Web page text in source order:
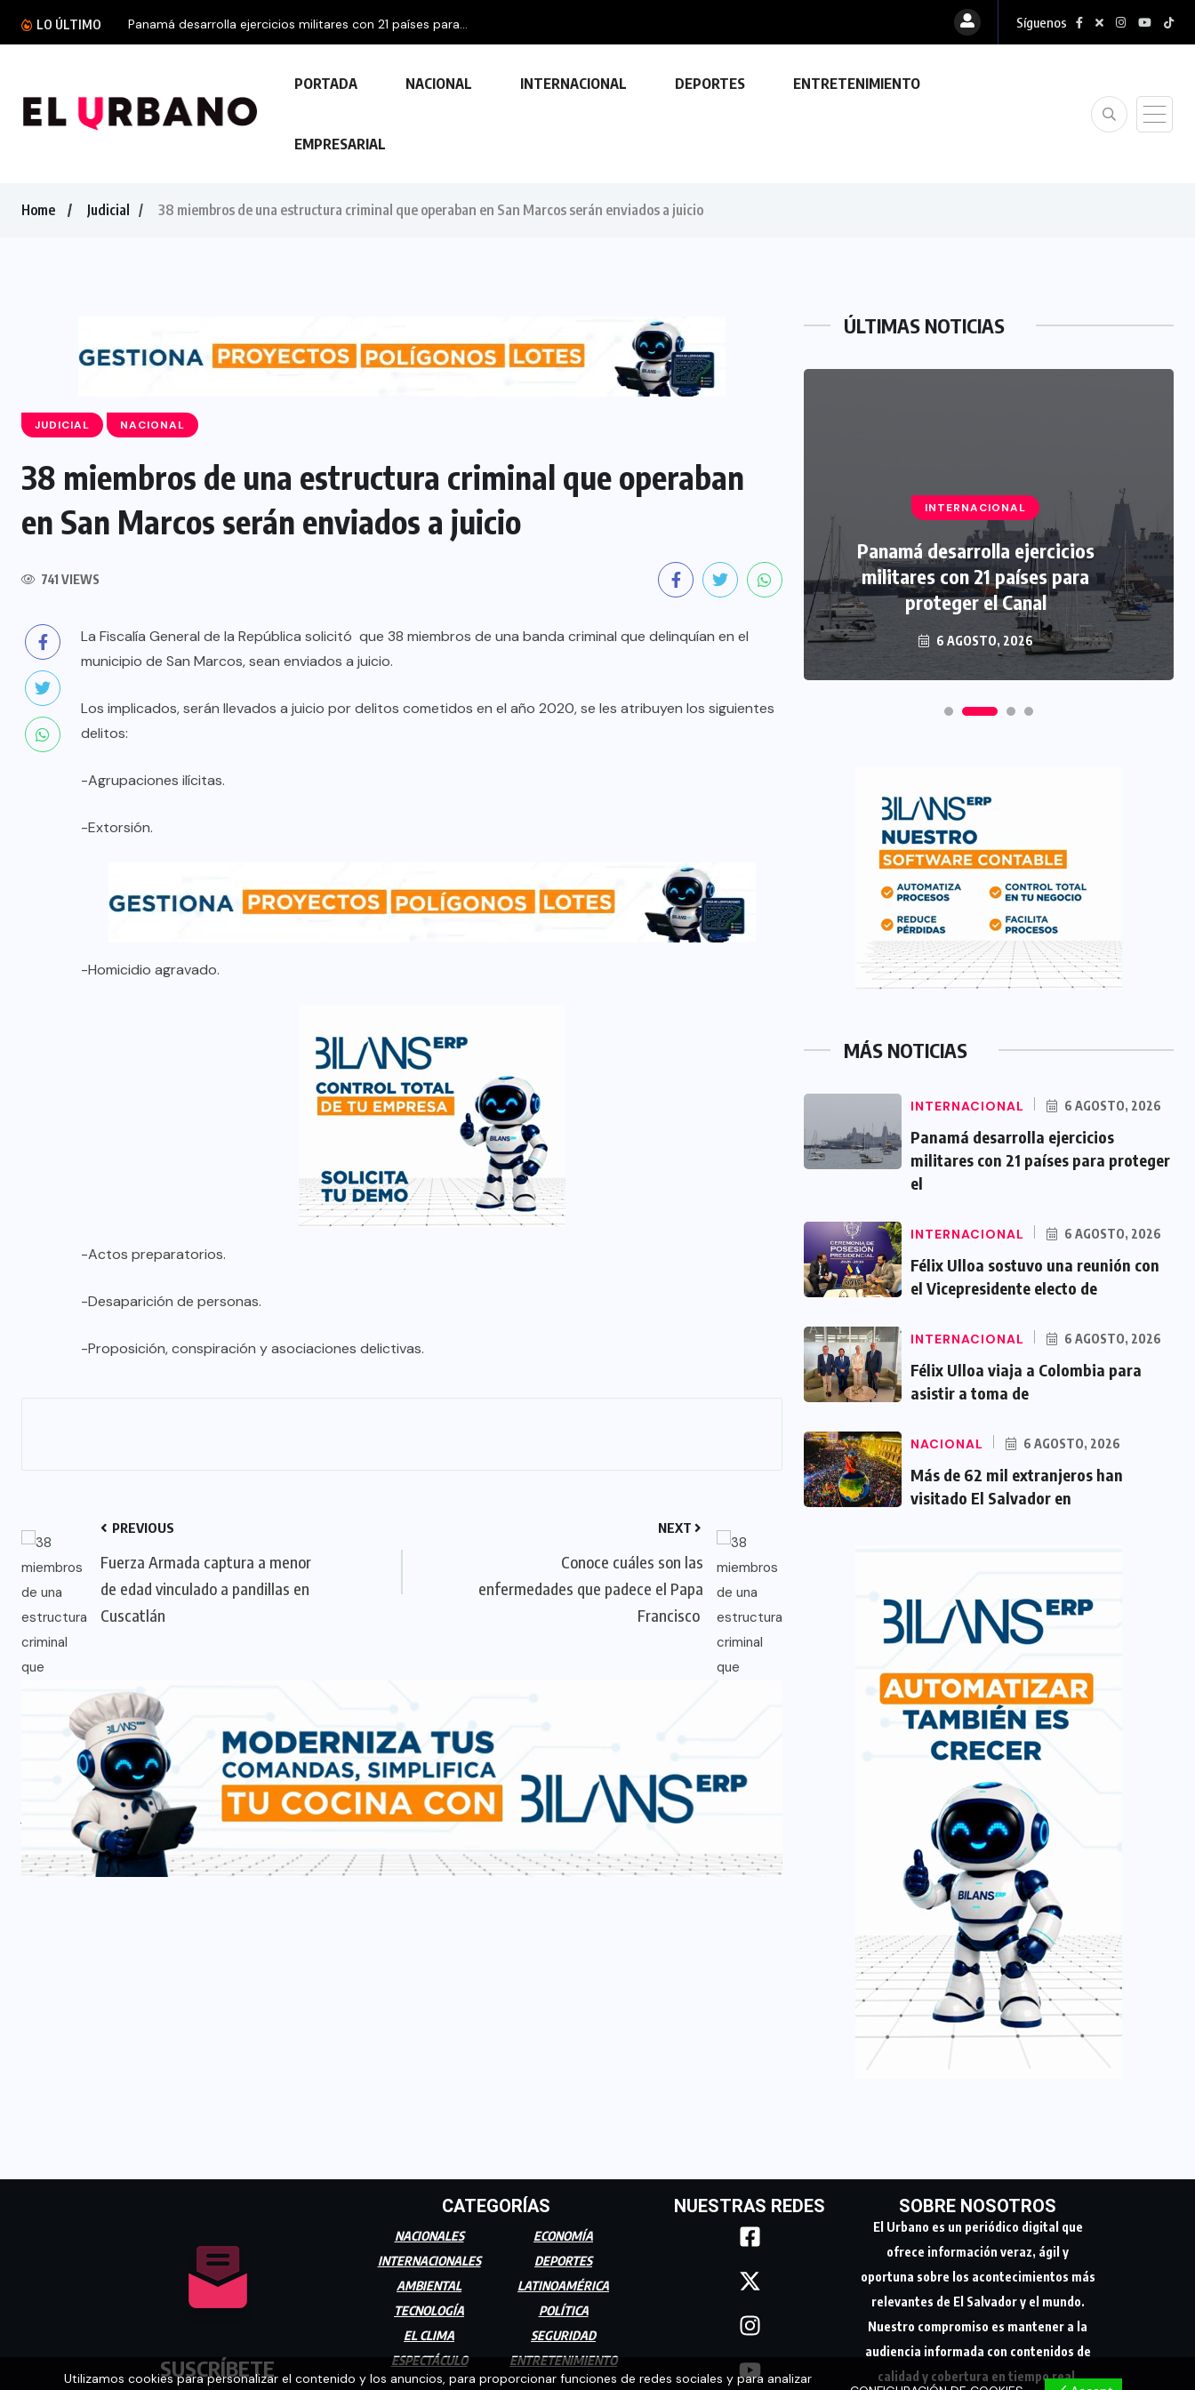
LO ÚLTIMO Panamá desarrolla ejercicios militares con 21 países para... Síguenos
PORTADA NACIONAL INTERNACIONAL DEPORTES ENTRETENIMIENTO
EMPRESARIAL
Home Judicial 38 miembros de una estructura criminal que operaban en San Marcos serán enviados a juicio
JUDICIAL NACIONAL
38 miembros de una estructura criminal que operaban
en San Marcos serán enviados a juicio
741 VIEWS
La Fiscalía General de la República solicitó que 38 miembros de una banda criminal que delinquían en el
municipio de San Marcos, sean enviados a juicio.
Los implicados, serán llevados a juicio por delitos cometidos en el año 2020, se les atribuyen los siguientes
delitos:
-Agrupaciones ilícitas.
-Extorsión.
-Homicidio agravado.
-Actos preparatorios.
-Desaparición de personas.
-Proposición, conspiración y asociaciones delictivas.
PREVIOUS
Fuerza Armada captura a menor
de edad vinculado a pandillas en
Cuscatlán
NEXT
Conoce cuáles son las
enfermedades que padece el Papa
Francisco
ÚLTIMAS NOTICIAS
INTERNACIONAL
6 AGOSTO, 2026
23 FEBRERO, 2024
INTERNACIONAL
Panamá desarrolla ejercicios
militares con 21 países para
proteger el Canal
6 AGOSTO, 2026
MÁS NOTICIAS
INTERNACIONAL 6 AGOSTO, 2026
Panamá desarrolla ejercicios
militares con 21 países para proteger
el
INTERNACIONAL 6 AGOSTO, 2026
Félix Ulloa sostuvo una reunión con
el Vicepresidente electo de
INTERNACIONAL 6 AGOSTO, 2026
Félix Ulloa viaja a Colombia para
asistir a toma de
NACIONAL 6 AGOSTO, 2026
Más de 62 mil extranjeros han
visitado El Salvador en
SUSCRÍBETE
CATEGORÍAS
NACIONALES
INTERNACIONALES
AMBIENTAL
TECNOLOGÍA
EL CLIMA
ESPECTÁCULO
ECONOMÍA
DEPORTES
LATINOAMÉRICA
POLÍTICA
SEGURIDAD
ENTRETENIMIENTO
NUESTRAS REDES SOBRE NOSOTROS
El Urbano es un periódico digital que
ofrece información veraz, ágil y
oportuna sobre los acontecimientos más
relevantes de El Salvador y el mundo.
Nuestro compromiso es mantener a la
audiencia informada con contenidos de
calidad y cobertura en tiempo real.
Utilizamos cookies para personalizar el contenido y los anuncios, para proporcionar funciones de redes sociales y para analizar